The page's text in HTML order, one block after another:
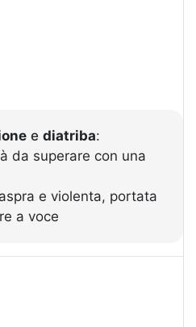
e diatriba:
da superare con una
e violenta, portata
a voce